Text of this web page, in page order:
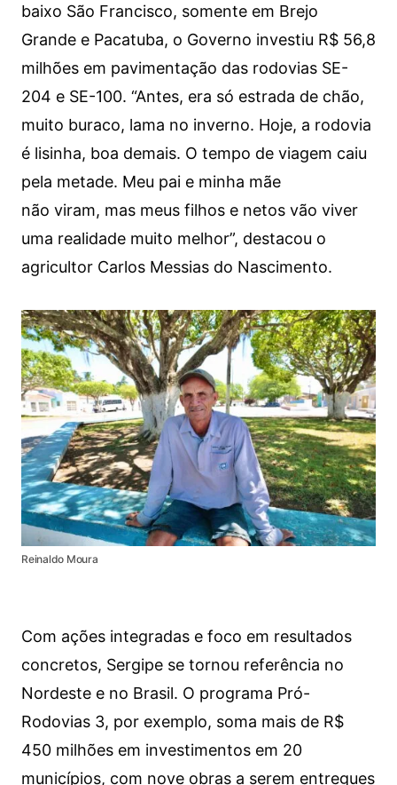
baixo São Francisco, somente em Brejo
Grande e Pacatuba, o Governo investiu R$ 56,8
milhões em pavimentação das rodovias SE-
204 e SE-100. “Antes, era só estrada de chão,
muito buraco, lama no inverno. Hoje, a rodovia
é lisinha, boa demais. O tempo de viagem caiu
pela metade. Meu pai e minha mãe
não viram, mas meus filhos e netos vão viver
uma realidade muito melhor”, destacou o
agricultor Carlos Messias do Nascimento.
Reinaldo Moura
Com ações integradas e foco em resultados
concretos, Sergipe se tornou referência no
Nordeste e no Brasil. O programa Pró-
Rodovias 3, por exemplo, soma mais de R$
450 milhões em investimentos em 20
municípios, com nove obras a serem entregues